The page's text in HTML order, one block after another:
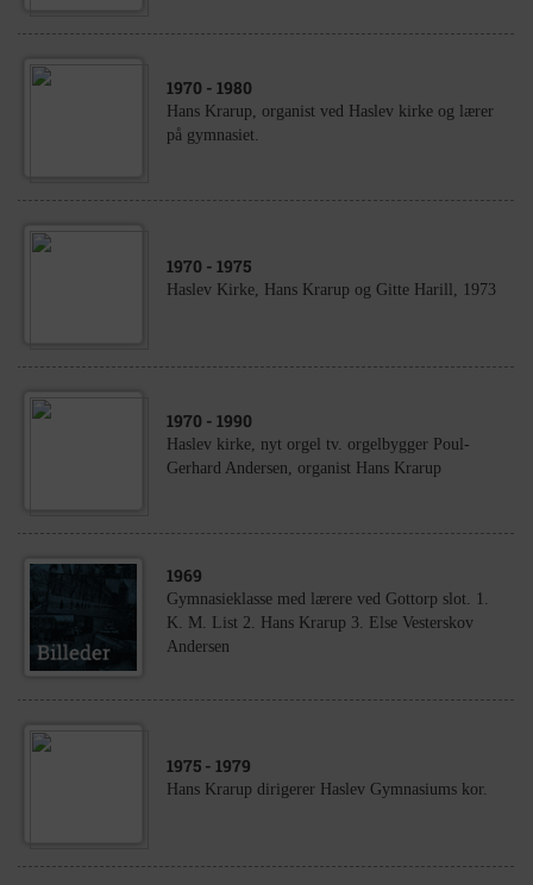
1970 - 1980
Hans Krarup, organist ved Haslev kirke og lærer
på gymnasiet.
1970 - 1975
Haslev Kirke, Hans Krarup og Gitte Harill, 1973
1970 - 1990
Haslev kirke, nyt orgel tv. orgelbygger Poul-
Gerhard Andersen, organist Hans Krarup
1969
Gymnasieklasse med lærere ved Gottorp slot. 1.
K. M. List 2. Hans Krarup 3. Else Vesterskov
Andersen
1975 - 1979
Hans Krarup dirigerer Haslev Gymnasiums kor.